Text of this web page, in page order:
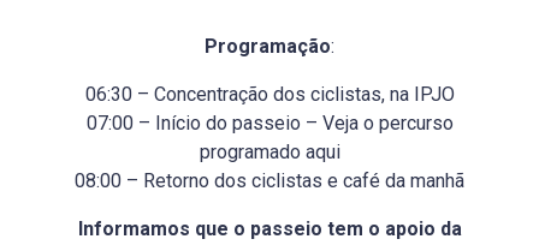
Programação:
06:30 – Concentração dos ciclistas, na IPJO
07:00 – Início do passeio – Veja o percurso
programado aqui
08:00 – Retorno dos ciclistas e café da manhã
Informamos que o passeio tem o apoio da